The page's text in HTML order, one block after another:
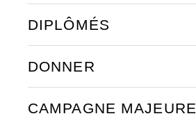
DIPLÔMÉS
DONNER
CAMPAGNE MAJEURE